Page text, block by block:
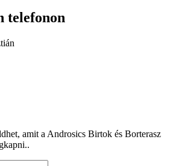
telefonon
amit a Androsics Birtok és Borterasz